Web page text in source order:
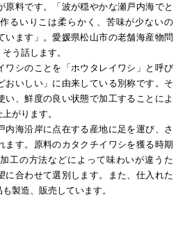
原料です。「波が穏やかな瀬戸内海でと
るいりこは柔らかく、苦味が少ないの
います」。愛媛県松山市の老舗海産物問
う話します。
シのことを「ホウタレイワシ」と呼び
おいしい」に由来している別称です。そ
い、鮮度の良い状態で加工することによ
がります。
海沿岸に点在する産地に足を運び、さ
ます。原料のカタクチイワシを獲る時期
工の方法などによって味わいが違うた
に合わせて選別します。また、仕入れた
製造、販売しています。